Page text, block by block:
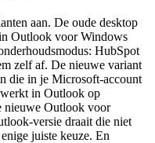
aan. De oude desktop
Outlook voor Windows
HubSpot
zelf af. De nieuwe variant
die in je Microsoft-account
in Outlook op
nieuwe Outlook voor
versie draait die niet
juiste keuze. En